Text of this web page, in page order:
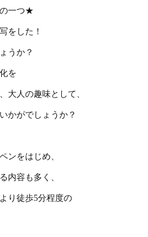
の一つ★
をした！
うか？
を
大人の趣味として、
かがでしょうか？
ンをはじめ、
内容も多く、
り徒歩5分程度の